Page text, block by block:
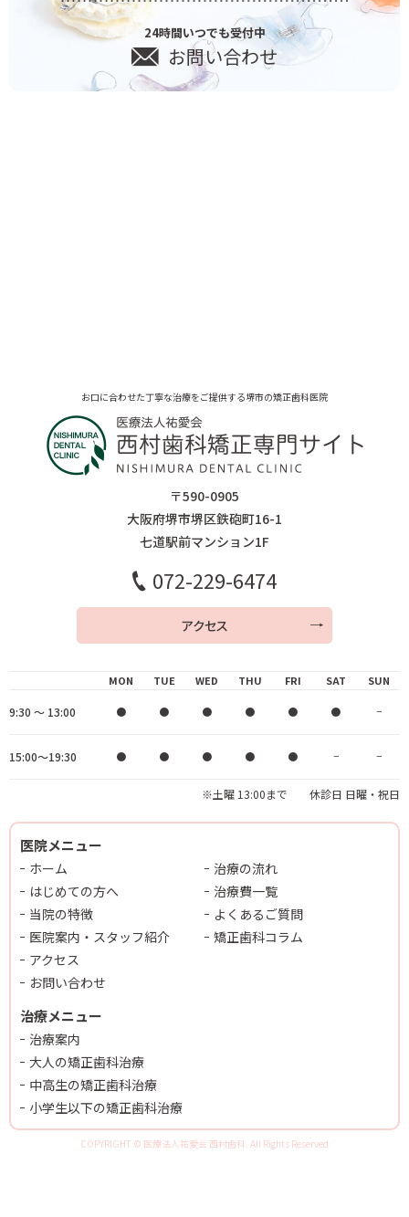
24時間いつでも受付中
お問い合わせ
お口に合わせた丁寧な治療をご提供する堺市の矯正歯科医院
〒590-0905
大阪府堺市堺区鉄砲町16-1
七道駅前マンション1F
072-229-6474
アクセス
MON TUE WED THU FRI SAT SUN
※土曜 13:00まで 休診日 日曜・祝日
9:30 ～ 13:00 ● ● ● ● ● ● −
15:00～19:30 ● ● ● ● ● − −
医院メニュー
ホーム
はじめての方へ
当院の特徴
医院案内・スタッフ紹介
治療の流れ
治療費一覧
よくあるご質問
矯正歯科コラム
アクセス
お問い合わせ
治療メニュー
治療案内
大人の矯正歯科治療
中高生の矯正歯科治療
小学生以下の矯正歯科治療
COPYRIGHT © 医療法人祐愛会 西村歯科. All Rights Reserved